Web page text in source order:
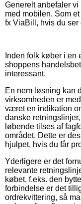
Generelt anbefaler
med mobilen. Som
fx ViaBill, hvis du
Inden folk køber i en
shoppens
interessant.
En nem løsning kan
virksomheden er
været en indikation
danske
løbende tilses af
området. Dette er
hjulpet, hvis du får
Yderligere er det
relevante
købet, f.eks. den
forbindelse er det
ordrekvittering, så